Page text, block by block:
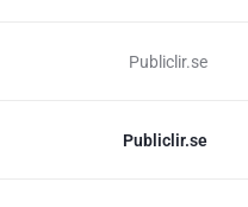
Publiclir.se
Publiclir.se